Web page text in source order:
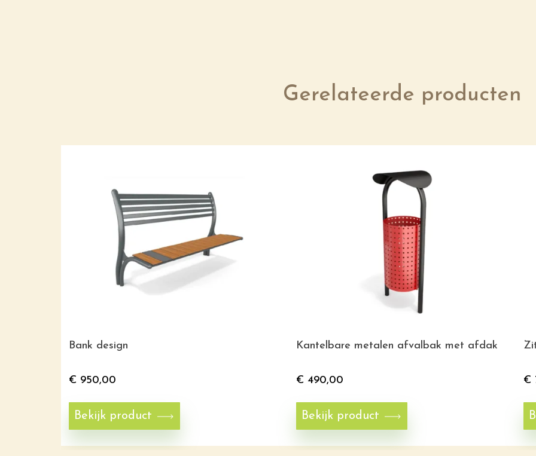
Gerelateerde producten
Bank design
€ 950,00
Bekijk product
Kantelbare metalen afvalbak met afdak
€ 490,00
Bekijk product
€